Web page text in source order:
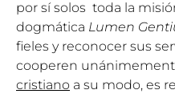
por sí solos toda la
dogmática Lumen
fieles y reconocer sus
cooperen
cristiano a su modo, es